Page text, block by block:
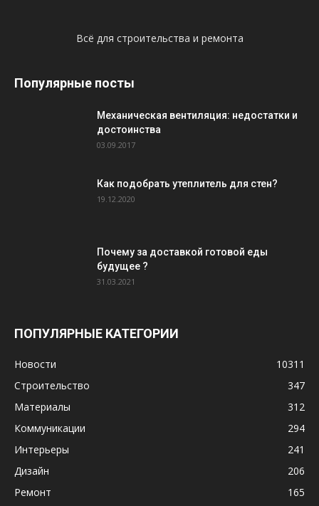
Всё для строительства и ремонта
Популярные посты
Механическая вентиляция: недостатки и
достоинства
03.09.2017
Как подобрать утеплитель для стен?
19.12.2020
Почему за доставкой готовой еды
будущее ?
31.03.2021
ПОПУЛЯРНЫЕ КАТЕГОРИИ
Новости
10311
Строительство
347
Материалы
312
Коммуникации
294
Интерьеры
241
Дизайн
206
Ремонт
165